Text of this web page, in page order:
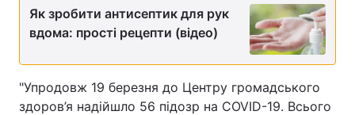
Як зробити антисептик для рук
вдома: прості рецепти (відео)
"Упродовж 19 березня до Центру громадського
здоров’я надійшло 56 підозр на COVID-19. Всього